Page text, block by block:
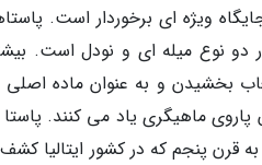
ویژه ای برخوردار است.
نوع میله ای و نودل است.
بخشیدن و به عنوان ماده
پاروی ماهیگری یاد می کنند.